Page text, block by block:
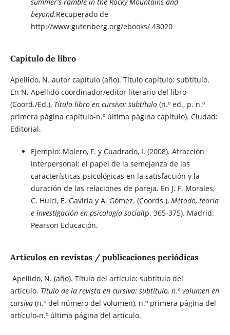
beyond.Recuperado de
http://www.gutenberg.org/ebooks/ 43020
Capítulo de libro
Apellido, N. autor capítulo (año). Título capítulo: subtítulo.
En N. Apellido coordinador/editor literario del libro
(Coord./Ed.), Título libro en cursiva: subtítulo(n.º ed., p. n.º
primera página capítulo-n.º última página capítulo). Ciudad:
Editorial.
Ejemplo: Molero, F. y Cuadrado, I. (2008). Atracción
interpersonal: el papel de la semejanza de las
características psicológicas en la satisfacción y la
duración de las relaciones de pareja. En J. F. Morales,
C. Huici, E. Gaviria y A. Gómez. (Coords.), Método, teoría
e investigación en psicología social(p. 365-375). Madrid:
Pearson Educación.
Artículos en revistas / publicaciones periódicas
Apellido, N. (año). Título del artículo: subtítulo del
artículo. Título de la revista en cursiva: subtítulo, n.º volumen en
cursiva (n.º del número del volumen), n.º primera página del
artículo-n.º última página del artículo.